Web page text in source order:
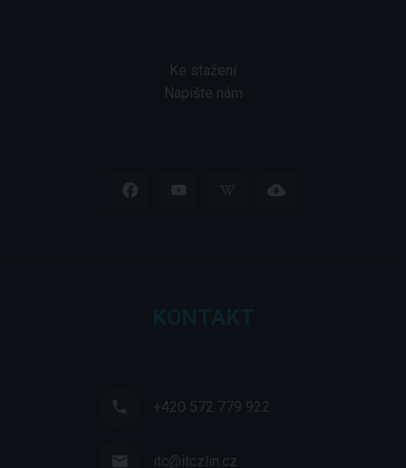
Ke stažení
Napište nám
+420 572 779 922
itc@itczlin.cz